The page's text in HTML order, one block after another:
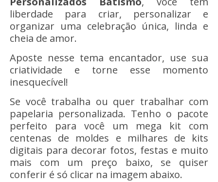
liberdade para criar, personalizar e
organizar uma celebração única, linda e
cheia de amor.
Aposte nesse tema encantador, use sua
criatividade e torne esse momento
inesquecível!
Se você trabalha ou quer trabalhar com
papelaria personalizada. Tenho o pacote
perfeito para você um mega kit com
centenas de moldes e milhares de kits
digitais para decorar fotos, festas e muito
mais com um preço baixo, se quiser
conferir é só clicar na imagem abaixo.